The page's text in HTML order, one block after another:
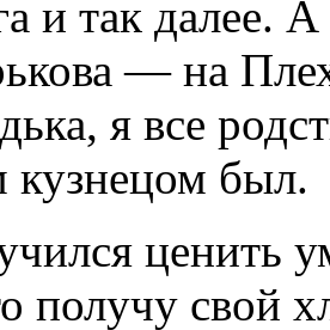
и так далее.
— на
я все
был.
ценить
получу свой